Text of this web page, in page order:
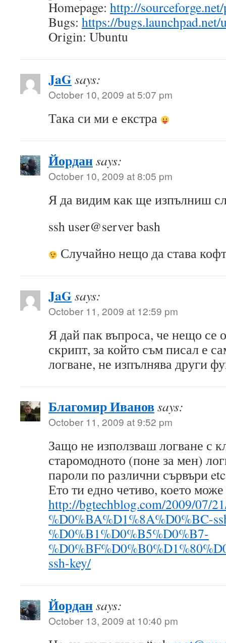
Homepage: http://
Bugs: https://
Origin: Ubuntu
JaGsays:
October 10, 2009 at 5:07 pm
Така си ми е екстра
Йорданsays:
October 10, 2009 at 8:05 pm
Я да видим как ще изпълниш
ssh user@server bash
Случайно нещо да става
JaGsays:
October 11, 2009 at 12:59 pm
Я дай пак въпроса, че нещо се
скрипт, за който съм писал е
логване, не изпълнява други
Благомир Ивановsays:
October 11, 2009 at 9:52 pm
Защо не използваш логване с
старомодното (поне за мен)
пароли по различни сървъри
Ето ти едно четиво, което
http://bgtechblog.com/2009/07/
%D0%BA%D1%8A%D0%BC-
%D0%B1%D0%B5%D0%B7-
ssh-key/
Йорданsays:
October 13, 2009 at 10:40 pm